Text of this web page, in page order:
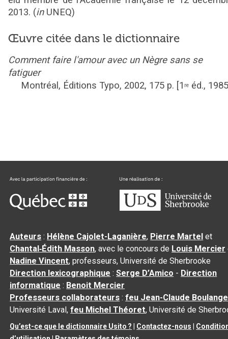
2013. (inUNEQ)
Œuvre citée dans le dictionnaire
Comment faire l'amour avec un Nègre sans se
fatiguer
Montréal, Éditions Typo, 2002, 175 p. [1 re éd.,
Auteurs : Hélène Cajolet-Laganière, Pierre Martel et
Chantal‑Édith Masson, avec le concours de Louis Mercier
Nadine Vincent, professeurs, Université de Sherbrooke
Direction lexicographique :Serge D’Amico - Direction
informatique : Benoit Mercier
Professeurs collaborateurs :feu Jean-Claude
Université Laval,feu Michel Théoret, Université de
Qu’est-ce que le dictionnaire Usito ? Contactez-nous